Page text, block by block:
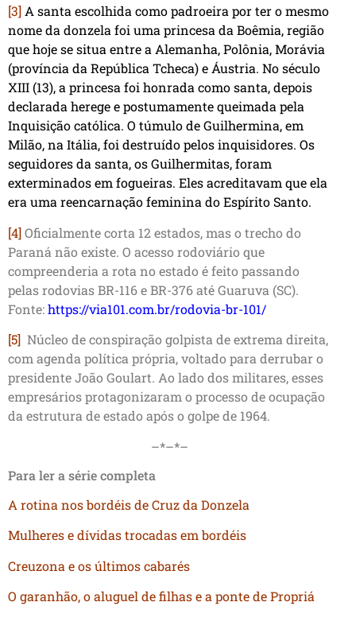
[3]A santa escolhida como padroeira por ter o mesmo
nome da donzela foi uma princesa da Boêmia, região
que hoje se situa entre a Alemanha, Polônia, Morávia
(província da República Tcheca) e Áustria. No século
XIII (13), a princesa foi honrada como santa, depois
declarada herege e postumamente queimada pela
Inquisição católica. O túmulo de Guilhermina, em
Milão, na Itália, foi destruído pelos inquisidores. Os
seguidores da santa, os Guilhermitas, foram
exterminados em fogueiras. Eles acreditavam que ela
era uma reencarnação feminina do Espírito Santo.
[4]Oficialmente corta 12 estados, mas o trecho do
Paraná não existe. O acesso rodoviário que
compreenderia a rota no estado é feito passando
pelas rodovias BR-116 e BR-376 até Guaruva (SC).
Fonte:https://via101.com.br/rodovia-br-101/
[5] Núcleo de conspiração golpista de extrema direita,
com agenda política própria, voltado para derrubar o
presidente João Goulart. Ao lado dos militares, esses
empresários protagonizaram o processo de ocupação
da estrutura de estado após o golpe de 1964.
–*–*–
Para ler a série completa
A rotina nos bordéis de Cruz da Donzela
Mulheres e dívidas trocadas em bordéis
Creuzona e os últimos cabarés
O garanhão, o aluguel de filhas e a ponte de Propriá